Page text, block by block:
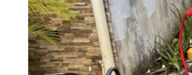
Electrónica
Empleo